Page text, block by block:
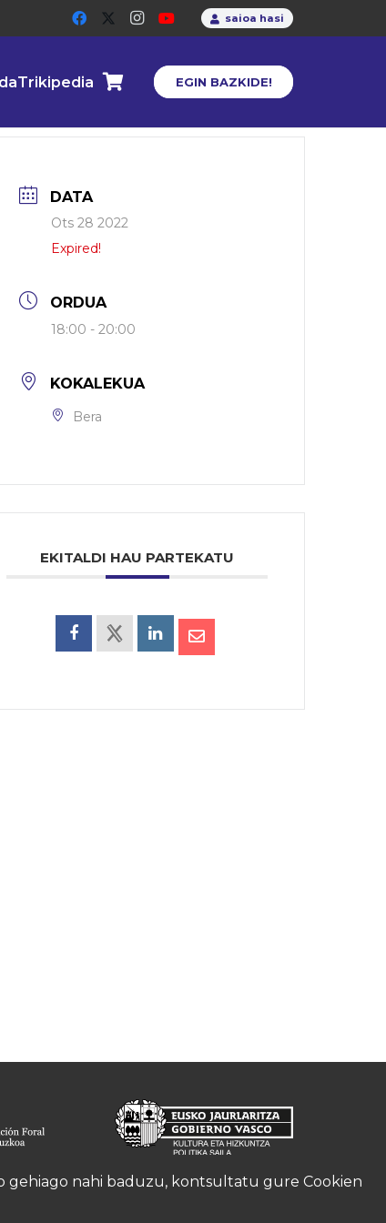
saioa hasi
Trikipedia EGIN BAZKIDE!
DATA
Ots 28 2022
Expired!
ORDUA
18:00 - 20:00
KOKALEKUA
Bera
EKITALDI HAU PARTEKATU
gehiago nahi baduzu, kontsultatu gure Cookien